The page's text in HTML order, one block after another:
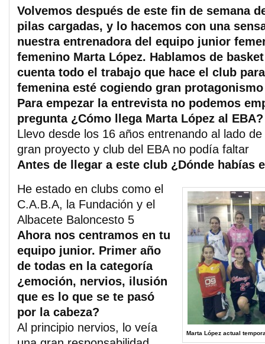
Volvemos después de este fin de semana
pilas cargadas, y lo hacemos con una
nuestra entrenadora del equipo junior
femenino Marta López. Hablamos de
cuenta todo el trabajo que hace el club
femenina esté cogiendo gran
Para empezar la entrevista no podemos
pregunta ¿Cómo llega Marta López al EBA?
Llevo desde los 16 años entrenando al lado
gran proyecto y club del EBA no podía faltar
Antes de llegar a este club ¿Dónde habías
Marta López actual
He estado en clubs como el
C.A.B.A, la Fundación y el
Albacete Baloncesto 5
Ahora nos centramos en tu
equipo junior. Primer año
de todas en la categoría
¿emoción, nervios, ilusión
que es lo que se te pasó
por la cabeza?
Al principio nervios, lo veía